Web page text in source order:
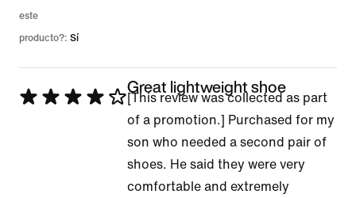
este
producto?: Sí
Se
Great lightweight shoe
[This review was collected as part
of a promotion.] Purchased for my
son who needed a second pair of
shoes. He said they were very
comfortable and extremely